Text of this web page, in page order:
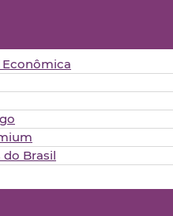
do Brasil